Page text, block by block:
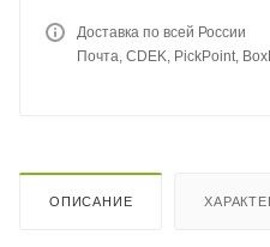
Доставка по всей России
Почта, CDEK, PickPoint,
ОПИСАНИЕ